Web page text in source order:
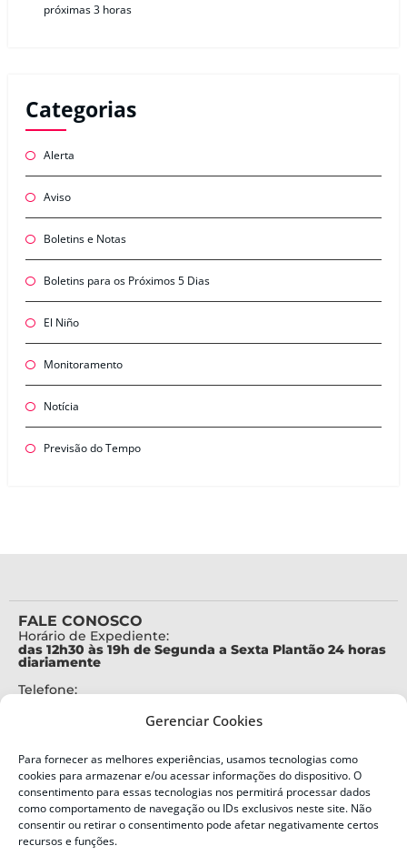
Gerenciar Cookies
Para fornecer as melhores experiências, usamos tecnologias como
cookies para armazenar e/ou acessar informações do dispositivo. O
consentimento para essas tecnologias nos permitirá processar dados
como comportamento de navegação ou IDs exclusivos neste site. Não
consentir ou retirar o consentimento pode afetar negativamente certos
recursos e funções.
próximas 3 horas
Categorias
Alerta
Aviso
Boletins e Notas
Boletins para os Próximos 5 Dias
El Niño
Monitoramento
Notícia
Previsão do Tempo
FALE CONOSCO
Horário de Expediente:
das 12h30 às 19h de Segunda a Sexta Plantão 24 horas
diariamente
Telefone:
Alertas Defesa Civil:
SMS 40199
ENDEREÇO
Defesa Civil do Estado de Santa Catarina